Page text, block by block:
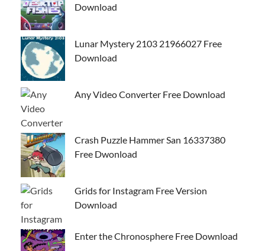
Download
Lunar Mystery 2103 21966027 Free
Download
Any Video Converter Free Download
Crash Puzzle Hammer San 16337380
Free Dwonload
Grids for Instagram Free Version
Download
Enter the Chronosphere Free Download